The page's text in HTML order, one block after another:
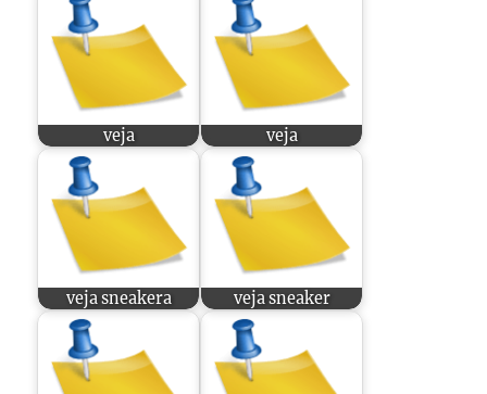
veja veja
veja sneakera veja sneaker